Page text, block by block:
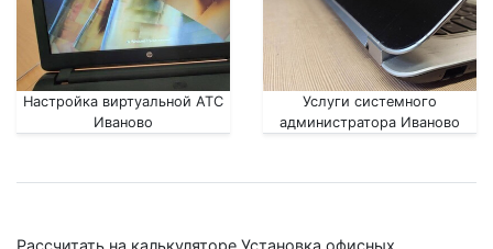
Настройка виртуальной АТС
Иваново
Услуги системного
администратора Иваново
Рассчитать на калькуляторе Установка офисных